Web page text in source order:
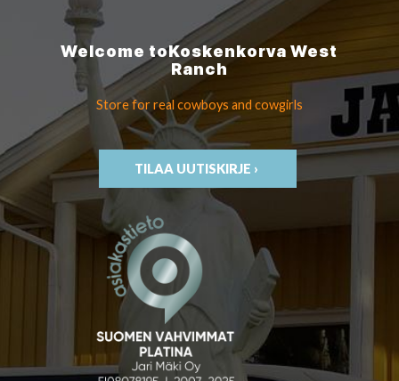
Welcome toKoskenkorvaWest
Ranch
Store for real cowboys and cowgirls
TILAA UUTISKIRJE ›